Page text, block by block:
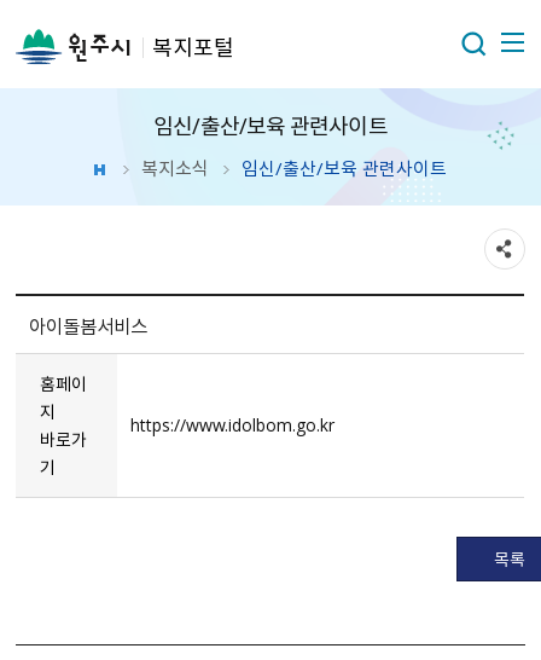
복지포털
임신/출산/보육 관련사이트
복지소식 임신/출산/보육 관련사이트
아이돌봄서비스
홈페이
지
바로가
기
https://www.idolbom.go.kr
목록